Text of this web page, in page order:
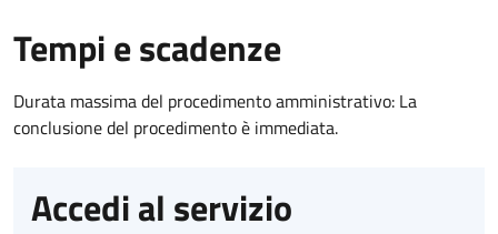
Tempi e scadenze
Durata massima del procedimento amministrativo: La
conclusione del procedimento è immediata.
Accedi al servizio